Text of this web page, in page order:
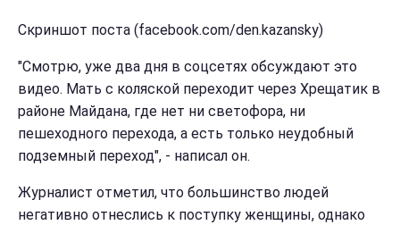
Скриншот поста (facebook.com/den.kazansky)
"Смотрю, уже два дня в соцсетях обсуждают это
видео. Мать с коляской переходит через Хрещатик в
районе Майдана, где нет ни светофора, ни
пешеходного перехода, а есть только неудобный
подземный переход", - написал он.
Журналист отметил, что большинство людей
негативно отнеслись к поступку женщины, однако